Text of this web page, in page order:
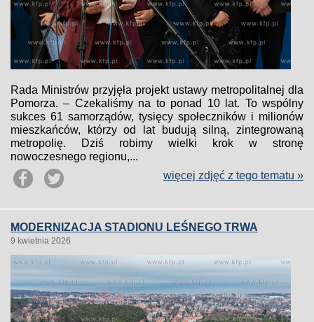
Rada Ministrów przyjęła projekt ustawy metropolitalnej dla
Pomorza. – Czekaliśmy na to ponad 10 lat. To wspólny
sukces 61 samorządów, tysięcy społeczników i milionów
mieszkańców, którzy od lat budują silną, zintegrowaną
metropolię. Dziś robimy wielki krok w stronę
nowoczesnego regionu,...
więcej zdjęć z tego tematu »
MODERNIZACJA STADIONU LEŚNEGO TRWA
9 kwietnia 2026